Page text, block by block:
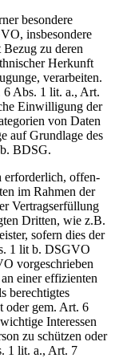
besondere
insbe­sondere
zu deren
Herkunft
verar­beiten.
Abs. 1 lit. a., Art.
Einwil­ligung der
von Daten
auf Grundlage des
BDSG.
erfor­derlich, offen­
im Rahmen der
Vertrags­er­füllung
Dritten, wie z.B.
sofern dies der
1 lit b. DSGVO
vorge­schrieben
einer effizi­enten
berech­tigtes
oder gem. Art. 6
Inter­essen
zu schützen oder
1 lit. a., Art. 7